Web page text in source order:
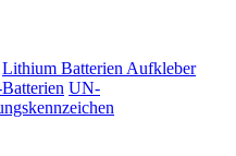
Lithium Batterien Aufkleber
UN-